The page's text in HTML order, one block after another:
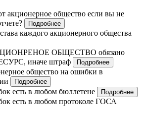
акционерное общество если вы не
Подробнее
каждого акционерного общества
ОБЩЕСТВО обязано
иначе штраф
Подробнее
общество на ошибки в
Подробнее
есть в любом бюллетене Подробнее
есть в любом протоколе ГОСА